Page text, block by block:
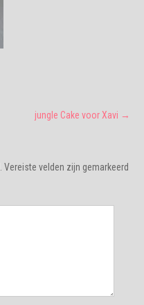
jungle Cake voor Xavi →
Vereiste velden zijn gemarkeerd